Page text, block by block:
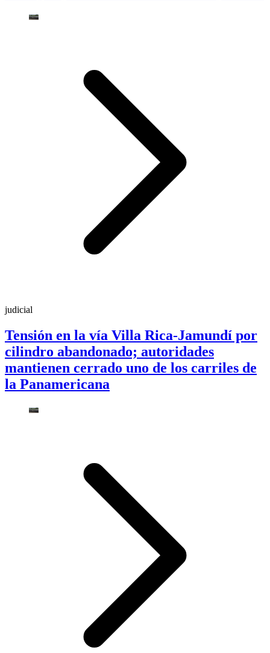
judicial
Tensión en la vía Villa Rica-Jamundí por
cilindro abandonado; autoridades
mantienen cerrado uno de los carriles de
la Panamericana